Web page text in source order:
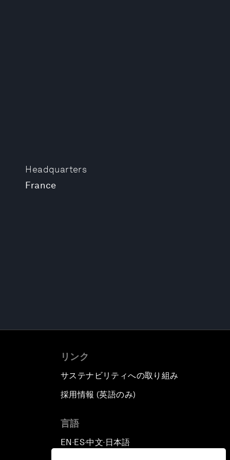
Headquarters
France
リンク
サステナビリティへの取り組み
採用情報 (英語のみ)
言語
EN ▪ES▪中文▪ 日本語